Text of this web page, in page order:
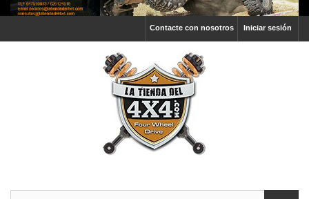
Iniciar sesión
Contacte con nosotros